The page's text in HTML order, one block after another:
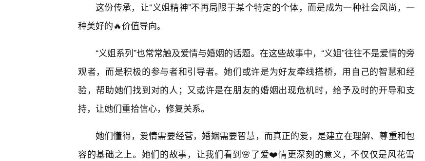
这份传承，让“义姐精神”不再局限于某个特定的个体，而是成为一种社会风尚，一
种美好的🔥价值导向。
“义姐系列”也常常触及爱情与婚姻的话题。在这些故事中，“义姐”往往不是爱情的旁
观者，而是积极的参与者和引导者。她们或许是为好友牵线搭桥，用自己的智慧和经
验，帮助她们找到对的人；又或许是在朋友的婚姻出现危机时，给予及时的开导和支
持，让她们重拾信心，修复关系。
她们懂得，爱情需要经营，婚姻需要智慧，而真正的爱，是建立在理解、尊重和包
容的基础之上。她们的故事，让我们看到🌸了爱❤️情更深刻的意义，不仅仅是风花雪